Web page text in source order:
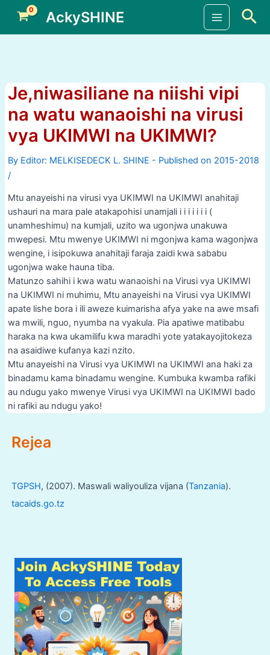
content
AckySHINE
Main
Je,niwasiliane na niishi vipi
na watu wanaoishi na virusi
vya UKIMWI na UKIMWI?
By
/
Mtu anayeishi na virusi vya UKIMWI na UKIMWI anahitaji
ushauri na mara pale atakapohisi unamjali i i i i i i i (
unamheshimu) na kumjali, uzito wa ugonjwa unakuwa
mwepesi. Mtu mwenye UKIMWI ni mgonjwa kama wagonjwa
wengine, i isipokuwa anahitaji faraja zaidi kwa sababu
ugonjwa wake hauna tiba.
Matunzo sahihi i kwa watu wanaoishi na Virusi vya UKIMWI
na UKIMWI ni muhimu, Mtu anayeishi na Virusi vya UKIMWI
apate lishe bora i ili aweze kuimarisha afya yake na awe msafi
wa mwili, nguo, nyumba na vyakula. Pia apatiwe matibabu
haraka na kwa ukamilifu kwa maradhi yote yatakayojitokeza
na asaidiwe kufanya kazi nzito.
Mtu anayeishi na Virusi vya UKIMWI na UKIMWI ana haki za
binadamu kama binadamu wengine. Kumbuka kwamba rafiki
au ndugu yako mwenye Virusi vya UKIMWI na UKIMWI bado
ni rafiki au ndugu yako!
navigation
Rejea
TGPSH, (2007). Maswali waliyouliza vijana (Tanzania).
tacaids.go.tz